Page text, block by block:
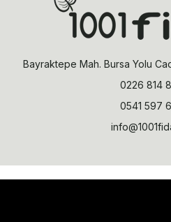
Bayraktepe Mah. Bursa Yolu
0226 814
0541 597